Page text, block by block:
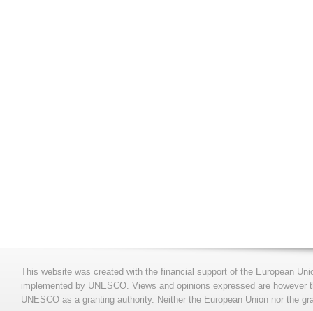
This website was created with the financial support of the European
implemented by UNESCO. Views and opinions expressed are
UNESCO as a granting authority. Neither the European Union nor the